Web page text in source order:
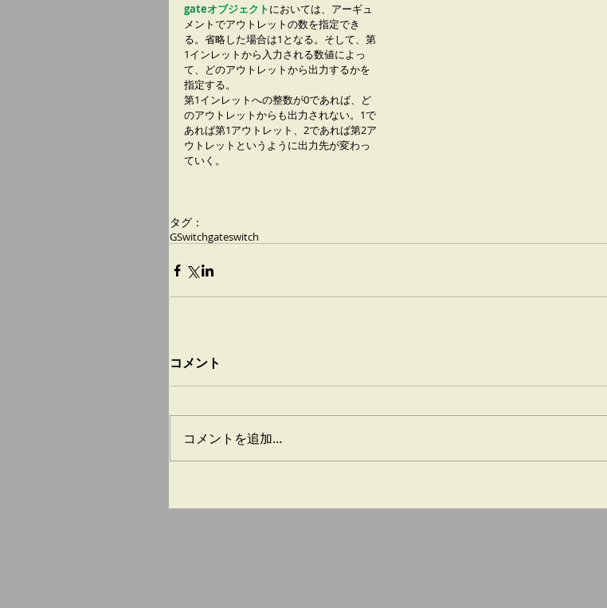
gateオブジェクトにおいては、アーギュ
メントでアウトレットの数を指定でき
る。省略した場合は1となる。そして、第
1インレットから入力される数値によっ
て、どのアウトレットから出力するかを
指定する。
第1インレットへの整数が0であれば、ど
のアウトレットからも出力されない。1で
あれば第1アウトレット、2であれば第2ア
ウトレットというように出力先が変わっ
ていく。
タグ：
GSwitchgateswitch
コメント
コメントを追加…